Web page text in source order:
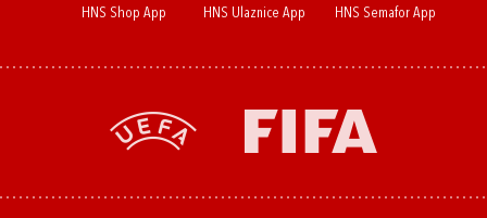
HNS Shop App HNS Ulaznice App HNS Semafor App